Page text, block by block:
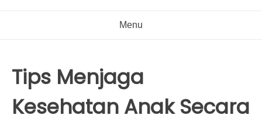
Menu
Tips Menjaga
Kesehatan Anak Secara